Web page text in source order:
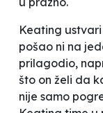
Keating
pošao ni na
prilagodio,
što on želi da
nije samo